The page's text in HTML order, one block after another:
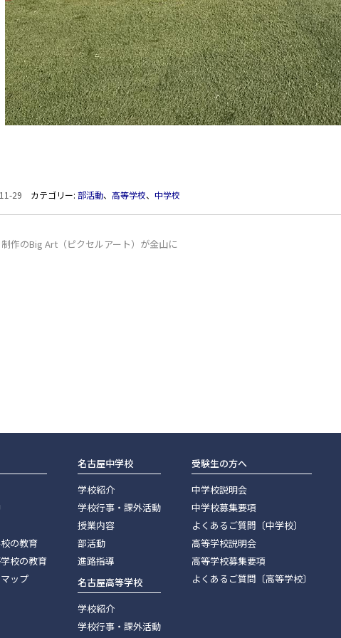
29 カテゴリー: 部活動、 高等学校、 中学校
作のBig Art（ピクセルアート）が金山に
の教育
校の教育
ップ
名古屋中学校
学校紹介
学校行事・課外活動
授業内容
部活動
進路指導
名古屋高等学校
学校紹介
学校行事・課外活動
受験生の方へ
中学校説明会
中学校募集要項
よくあるご質問〔中学校〕
高等学校説明会
高等学校募集要項
よくあるご質問〔高等学校〕